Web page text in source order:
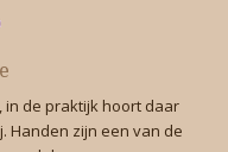
de praktijk hoort daar
Handen zijn een van de